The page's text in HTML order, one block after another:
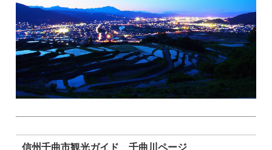
信州千曲市観光ガイド 千曲川ページ